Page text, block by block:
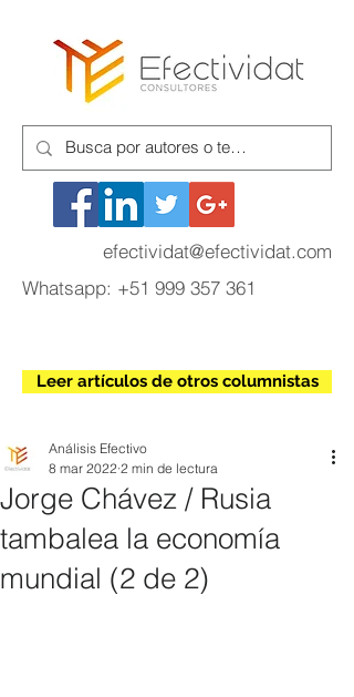
efectividat@efectividat.com
Whatsapp: +51 999 357 361
Leer artículos de otros columnistas
Jorge Chávez / Rusia
tambalea la economía
mundial (2 de 2)
Análisis Efectivo
8 mar 2022 2 min de lectura